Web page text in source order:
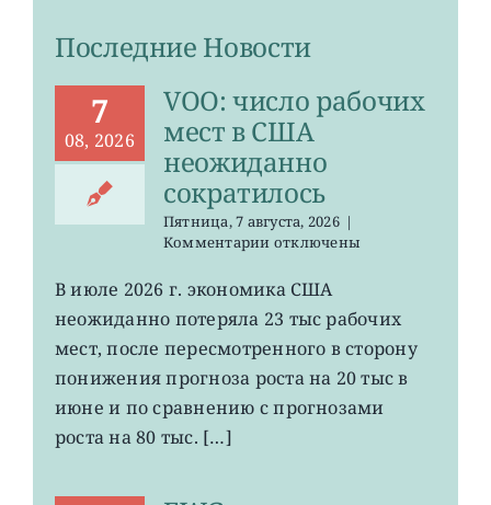
Последние Новости
7
08, 2026
VOO: число рабочих
мест в США
неожиданно
сократилось
Пятница, 7 августа, 2026 |
Комментариик
VOO:
рабочих
мест
США
неожиданно
отключены
В июле 2026 г. экономика США
неожиданно потеряла 23 тыс рабочих
мест, после пересмотренного в сторону
понижения прогноза роста на 20 тыс в
июне и по сравнению с прогнозами
роста на 80 тыс. […]